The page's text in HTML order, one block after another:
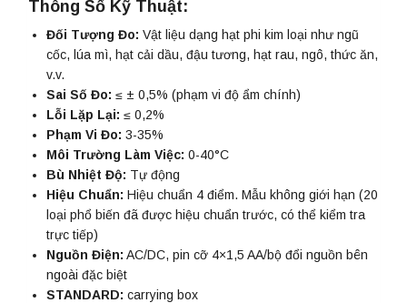
Thông Số Kỹ Thuật:
Đối Tượng Đo: Vật liệu dạng hạt phi kim loại như ngũ
cốc, lúa mì, hạt cải dầu, đậu tương, hạt rau, ngô, thức ăn,
v.v.
Sai Số Đo: ≤ ± 0,5% (phạm vi độ ẩm chính)
Lỗi Lặp Lại: ≤ 0,2%
Phạm Vi Đo: 3-35%
Môi Trường Làm Việc: 0-40°C
Bù Nhiệt Độ: Tự động
Hiệu Chuẩn: Hiệu chuẩn 4 điểm. Mẫu không giới hạn (20
loại phổ biến đã được hiệu chuẩn trước, có thể kiểm tra
trực tiếp)
Nguồn Điện: AC/DC, pin cỡ 4×1,5 AA/bộ đổi nguồn bên
ngoài đặc biệt
STANDARD: carrying box